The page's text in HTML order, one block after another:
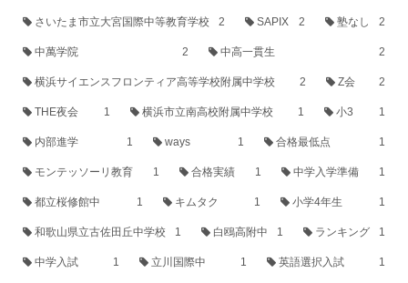
さいたま市立大宮国際中等教育学校 2 SAPIX 2 塾なし 2
中萬学院 2 中高一貫生 2
横浜サイエンスフロンティア高等学校附属中学校 2 Z会 2
THE夜会 1 横浜市立南高校附属中学校 1 小3 1
内部進学 1 ways 1 合格最低点 1
モンテッソーリ教育 1 合格実績 1 中学入学準備 1
都立桜修館中 1 キムタク 1 小学4年生 1
和歌山県立古佐田丘中学校 1 白鴎高附中 1 ランキング 1
中学入試 1 立川国際中 1 英語選択入試 1